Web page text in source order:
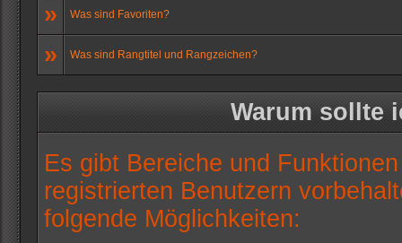
» Was sind Favoriten?
» Was sind Rangtitel und Rangzeichen?
Warum sollte
Es gibt Bereiche und
registrierten Benutzern
folgende Möglichkeiten: